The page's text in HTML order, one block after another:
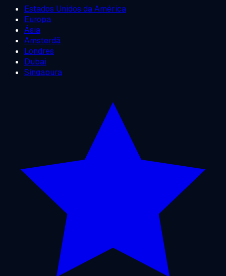
Estados Unidos da América
Europa
Ásia
Amsterdã
Londres
Dubai
Singapura